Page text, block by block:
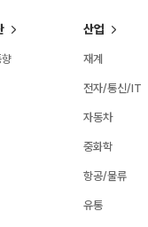
산업
재계
전자/통신/IT
자동차
중화학
항공/물류
유통